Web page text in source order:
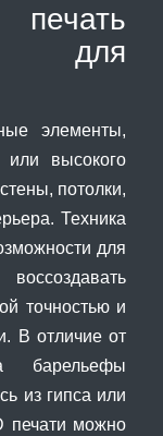
для
элементы,
или высокого
потолки,
Техника
для
точностью и
В отличие от
барельефы
из гипса или
печати можно